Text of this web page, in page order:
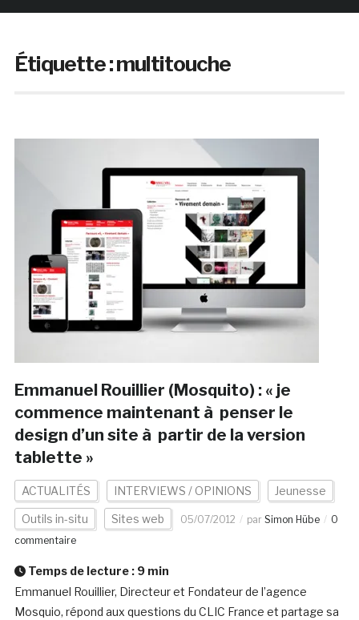
Étiquette :multitouche
Emmanuel Rouillier (Mosquito) : « je
commence maintenant à penser le
design d’un site à partir de la version
tablette »
ACTUALITÉS INTERVIEWS / OPINIONS Jeunesse
Outils in-situ Sites web 05/07/2012 par Simon Hübe
0
commentaire
Temps de lecture : 9 min
Emmanuel Rouillier, Directeur et Fondateur de l’agence
Mosquio, répond aux questions du CLIC France et partage sa